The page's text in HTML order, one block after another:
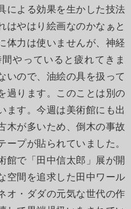
による効果を生かした技法
はやはり絵画なのかなぁと
体力は使いませんが、神経
やっていると疲れてきま
いので、油絵の具を扱って
過ります。このことは別の
ます。今週は美術館にも出
木が多いため、倒木の事故
プが貼られていました。
館で「田中信太郎」展が開
空間を追求した田中ワール
オ・ダダの元気な世代の作